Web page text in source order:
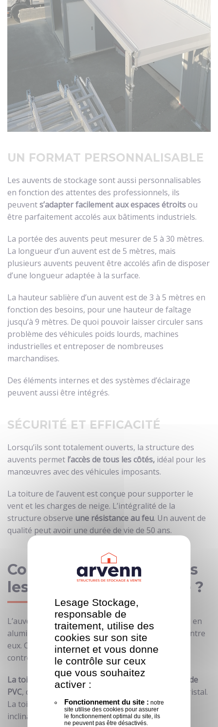
UN FORMAT PERSONNALISABLE
Les auvents de stockage sont aussi personnalisables
en fonction des attentes des professionnels, ils
peuvents’adapter facilement aux espaces étroitsou
être parfaitement accolés aux bâtiments industriels.
La portée des auvents peut mesurer de 5 à 30 mètres.
La longueur d’un auvent est de 5 mètres, mais
plusieurs auvents peuvent être accolés afin de disposer
d’une longueur adaptée à la surface.
La hauteur sablière d’un auvent est de 3 à 5 mètres en
fonction des besoins, pour une hauteur de faîtage
jusqu’à 9 mètres. De quoi pouvoir laisser circuler sans
problème des véhicules poids lourds, machines
industrielles et entreposer de nombreuses
marchandises.
Des éléments internes et des systèmes d’éclairage
peuvent aussi être intégrés.
SÉCURITÉ ET EFFICACITÉ
Lorsqu’ils sont totalement ouverts, la structure des
auvents permet l’accès de tous les côtés, idéal pour les
manœuvres avec des véhicules imposants.
La toiture de l’auvent est conçue pour supporter le
vent et les charges de neige. L’intégralité de la
structure observe une résistance au feu. Un auvent de
qualité peut avoir une durée de vie de 50 ans.
Comment sont fabriqués
les auvents de stockage ?
L’auvent de stockage est composé d’une armature en
aluminium avec des portiques unis et solidarisés entre
eux. Ces portiques sont rigidifiés par des câbles de
contreventement et des barres de stabilité.
La toiture est faite d’une bâche composite souple de
PVC, de couleur blanche, opaque, translucide ou cristal.
La toiture est bi-pente ou monopente avec une
inclinaison de 15º, 18º ou 20º.
Lesage Stockage,
responsable de
traitement, utilise des
cookies sur son site
internet et vous donne
le contrôle sur ceux
que vous souhaitez
activer :
Fonctionnement du site : notre
site utilise des cookies pour assurer
le fonctionnement optimal du site, ils
ne peuvent pas être désactivés.